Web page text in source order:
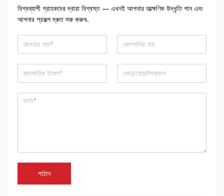
বিশ্বব্যাপী গ্রাহকদের দ্বারা বিশ্বস্ত — এখনই আপনার তাত্ক্ষণিক উদ্ধৃতি পান এবং
আপনার প্রকল্প দ্রুত শুরু করুন৷.
পাঠান